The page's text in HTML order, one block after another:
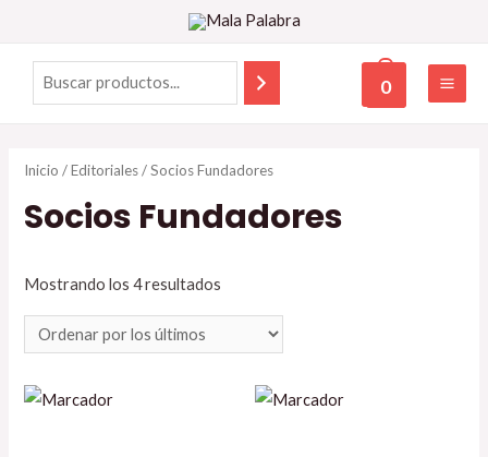
0
Inicio /Editoriales/ Socios Fundadores
Socios Fundadores
Mostrando los 4 resultados